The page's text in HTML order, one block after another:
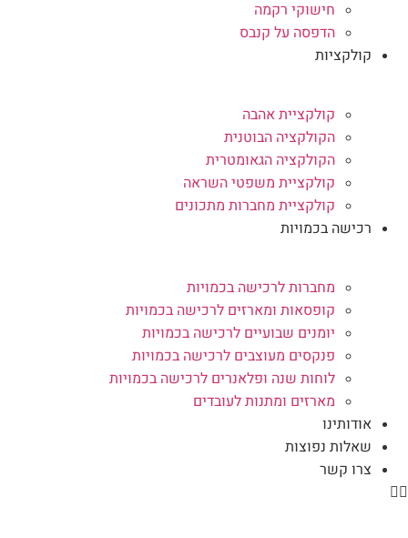
חישוקי רקמה
הדפסה על קנבס
קולקציות
קולקציית אהבה
הקולקציה הבוטנית
הקולקציה הגאומטרית
קולקציית משפטי השראה
קולקציית מחברות מתכונים
רכישה בכמויות
מחברות לרכישה בכמויות
קופסאות ומארזים לרכישה בכמויות
יומנים שבועיים לרכישה בכמויות
פנקסים מעוצבים לרכישה בכמויות
לוחות שנה ופלאנרים לרכישה בכמויות
מארזים ומתנות לעובדים
אודותינו
שאלות נפוצות
צרו קשר